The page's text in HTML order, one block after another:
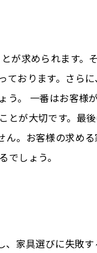
求められます。
おります。さら
。 一番はお客様
が大切です。最
。お客様の求め
しょう。
家具選びに失敗